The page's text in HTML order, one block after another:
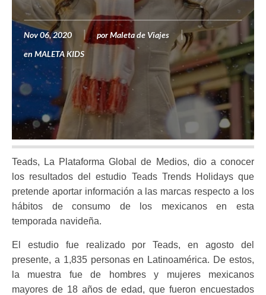
Nov 06, 2020 porMaleta de Viajes
en MALETA KIDS
Teads, La Plataforma Global de Medios, dio a conocer
los resultados del estudio Teads Trends Holidays que
pretende aportar información a las marcas respecto a los
hábitos de consumo de los mexicanos en esta
temporada navideña.
El estudio fue realizado por Teads, en agosto del
presente, a 1,835 personas en Latinoamérica. De estos,
la muestra fue de hombres y mujeres mexicanos
mayores de 18 años de edad, que fueron encuestados